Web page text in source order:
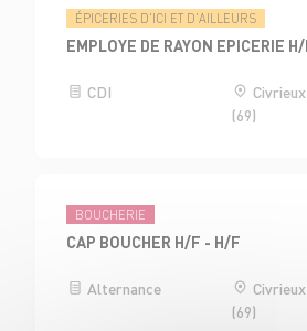
ÉPICERIES D'ICI ET D'AILLEURS
EMPLOYE DE RAYON EPICERIE
CDI
(69)
BOUCHERIE
CAP BOUCHER H/F - H/F
Alternance
(69)